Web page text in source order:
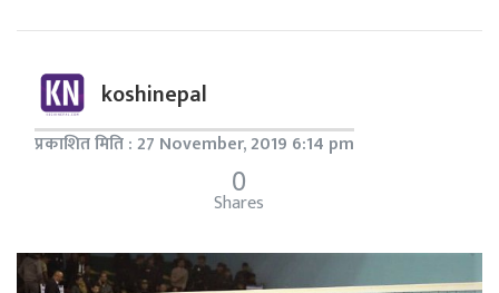
koshinepal
प्रकाशित मिति : 27 November, 2019 6:14 pm
0
Shares